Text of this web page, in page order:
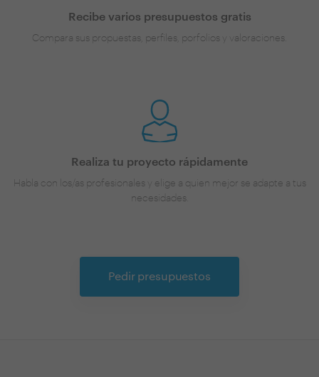
Recibe varios presupuestos gratis
Compara sus propuestas, perfiles, porfolios y valoraciones.
Realiza tu proyecto rápidamente
Habla con los/as profesionales y elige a quien mejor se adapte a tus
necesidades.
Pedir presupuestos